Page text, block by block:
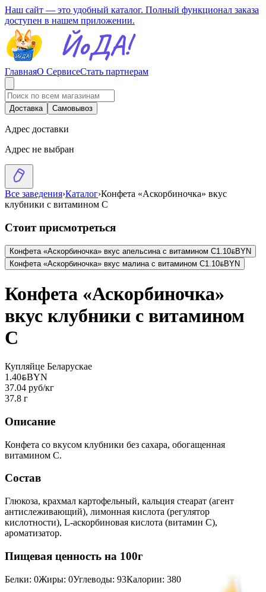
Наш сайт — это удобный каталог. Полный функционал заказа
доступен в нашем приложении.
ГлавнаяО СервисеСтать партнерам
Доставка Самовывоз
Адрес доставки
Адрес не выбран
Все заведения›Каталог›Конфета «Аскорбиночка» вкус
клубники с витамином С
Стоит присмотреться
Конфета «Аскорбиночка» вкус апельсина с витамином С1.10BYNBYN
Конфета «Аскорбиночка» вкус малина с витамином С1.10BYNBYN
Конфета «Аскорбиночка»
вкус клубники с витамином
С
Купляйце Беларускае
1.40BYNBYN
37.04 руб/кг
37.8 г
Описание
Конфета со вкусом клубники без сахара, обогащенная
витамином С.
Состав
Глюкоза, крахмал картофельный, кальция стеарат (агент
антислеживающий), лимонная кислота (регулятор
кислотности), L-аскорбиновая кислота (витамин С),
ароматизатор.
Пищевая ценность на 100г
Белки: 0Жиры: 0Углеводы: 93Калории: 380